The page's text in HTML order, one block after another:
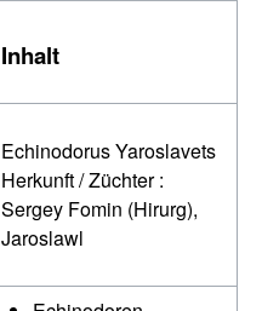
Inhalt
Echinodorus Yaroslavets
Herkunft / Züchter :
Sergey Fomin (Hirurg),
Jaroslawl